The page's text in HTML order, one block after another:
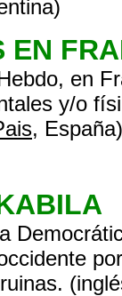
EN
en
y/o
, España)